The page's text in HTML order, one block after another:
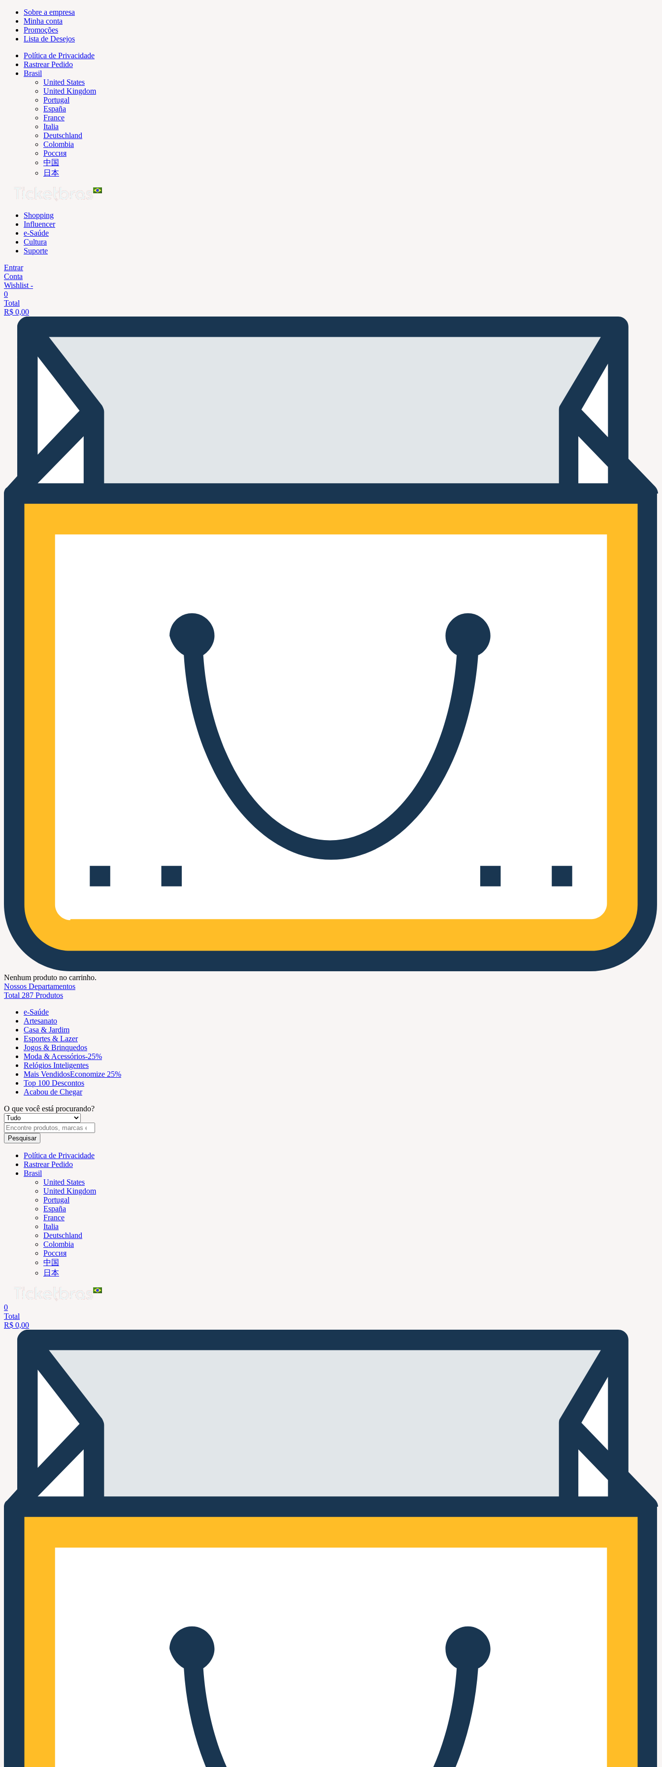
Sobre a empresa
Minha conta
Promoções
Lista de Desejos
Política de Privacidade
Rastrear Pedido
Brasil
United States
United Kingdom
Portugal
España
France
Italia
Deutschland
Colombia
Россия
中国
日本
Shopping
Influencer
e-Saúde
Cultura
Suporte
Entrar
Conta
Wishlist -
0
Total
R$ 0,00
Nenhum produto no carrinho.
Nossos Departamentos
Total 287 Produtos
e-Saúde
Artesanato
Casa & Jardim
Esportes & Lazer
Jogos & Brinquedos
Moda & Acessórios-25%
Relógios Inteligentes
Mais VendidosEconomize 25%
Top 100 Descontos
Acabou de Chegar
O que você está procurando?
Pesquisar
Política de Privacidade
Rastrear Pedido
Brasil
United States
United Kingdom
Portugal
España
France
Italia
Deutschland
Colombia
Россия
中国
日本
0
Total
R$ 0,00